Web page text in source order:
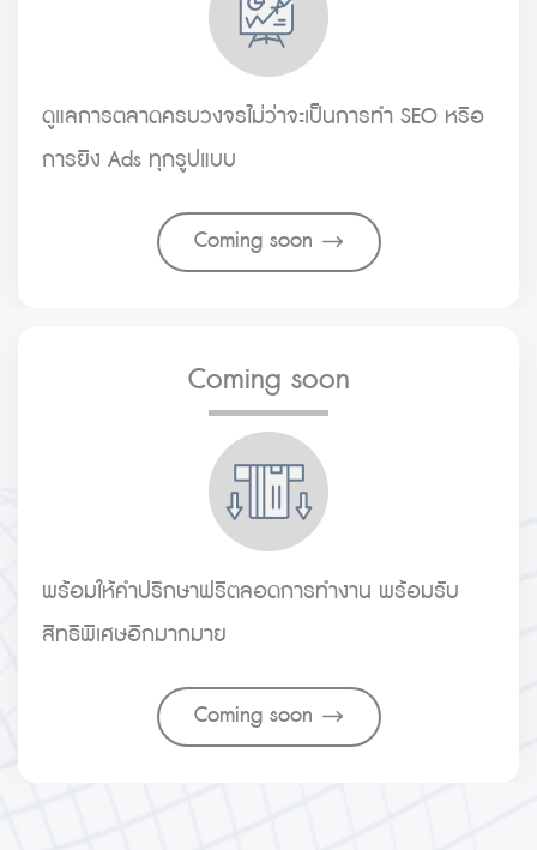
ดูแลการตลาดครบวงจรไม่ว่าจะเป็นการทำ SEO หรือ
การยิง Ads ทุกรูปแบบ
Coming soon
Coming soon
พร้อมให้คำปรึกษาฟรีตลอดการทำงาน พร้อมรับ
สิทธิพิเศษอีกมากมาย
Coming soon